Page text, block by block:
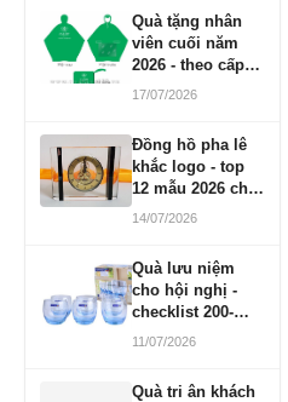
Quà tặng nhân
viên cuối năm
2026 - theo cấp
bậc CBNV
17/07/2026
Đồng hồ pha lê
khắc logo - top
12 mẫu 2026 cho
doanh nghiệp
14/07/2026
Quà lưu niệm
cho hội nghị -
checklist 200-
1000 người
11/07/2026
Quà tri ân khách